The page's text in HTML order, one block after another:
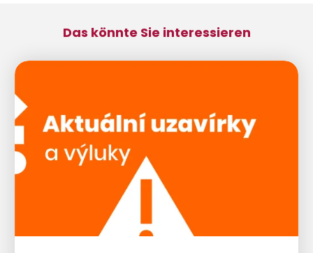
Das könnte Sie interessieren